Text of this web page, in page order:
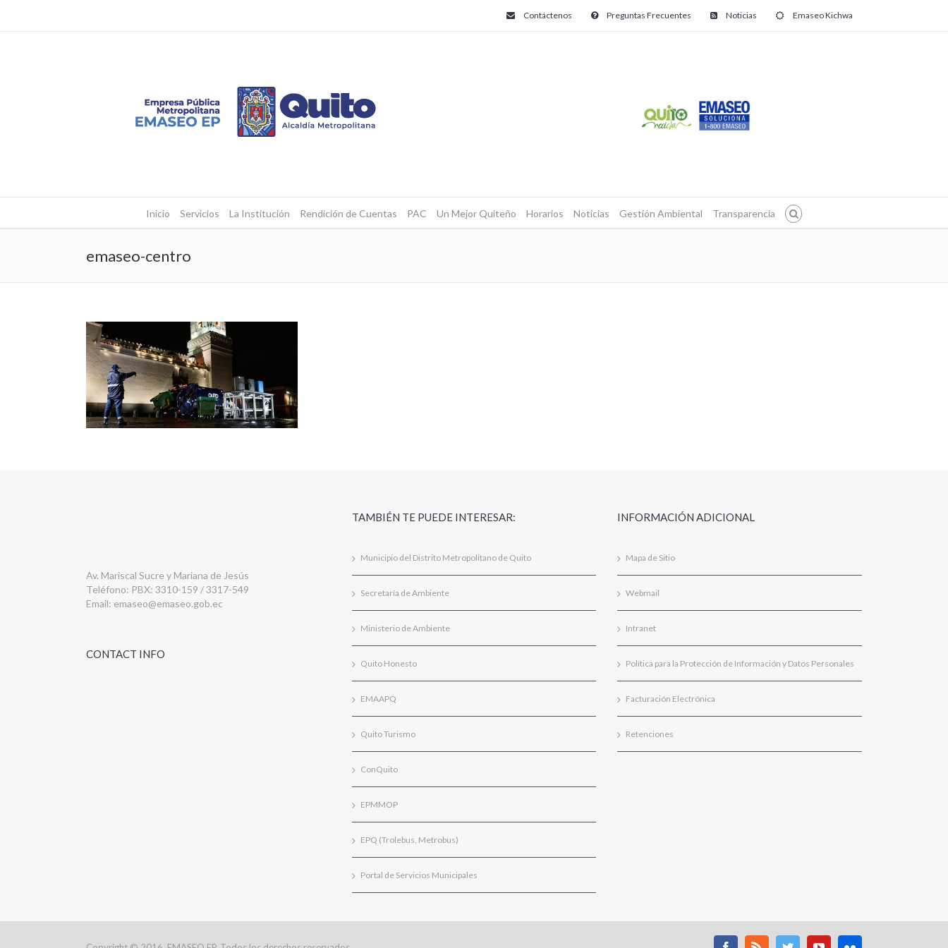
Contáctenos Preguntas Frecuentes Noticias Emaseo Kichwa
Inicio Servicios La Institución Rendición de Cuentas PAC Un Mejor Quiteño Horarios Noticias Gestión Ambiental Transparencia
emaseo-centro
Av. Mariscal Sucre y Mariana de Jesús
Teléfono: PBX: 3310-159 / 3317-549
Email: emaseo@emaseo.gob.ec
CONTACT INFO
TAMBIÉN TE PUEDE INTERESAR:
Municipio del Distrito Metropolitano de Quito
Secretaría de Ambiente
Ministerio de Ambiente
Quito Honesto
EMAAPQ
Quito Turismo
ConQuito
EPMMOP
EPQ (Trolebus, Metrobus)
Portal de Servicios Municipales
INFORMACIÓN ADICIONAL
Mapa de Sitio
Webmail
Intranet
Política para la Protección de Información y Datos Personales
Facturación Electrónica
Retenciones